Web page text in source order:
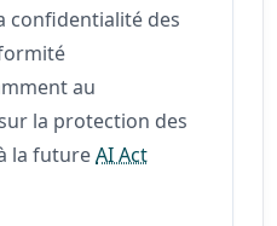
confidentialité des
au
la protection des
la futureAI Act